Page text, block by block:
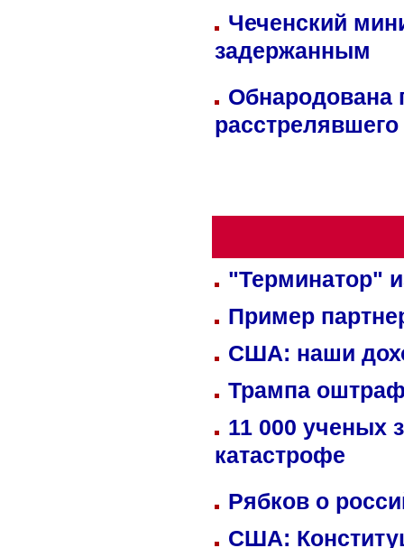
Чеченский
задержанным
Обнародована
"Терминатор"
Пример
США: наши
Трампа
11 000 ученых
катастрофе
Рябков о
США: